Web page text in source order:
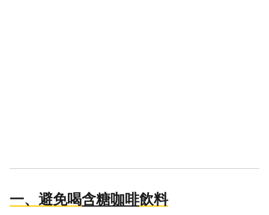
一、避免喝含糖咖啡飲料